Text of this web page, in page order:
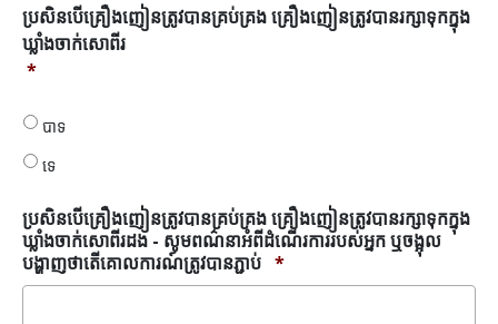
ប្រសិនបើ
គ្រឿងញៀន
ត្រូវ
គ្រង
គ្រឿងញៀន
ត្រូវ
រក្សា
ទុក
ក្នុង
ឃ្លាំង
ប្រសិនបើគ្រឿងញៀនត្រូវបានគ្រប់គ្រង គ្រឿងញៀនត្រូវបានរក្សាទុកក្នុង
ឃ្លាំងចាក់សោពីរ
*
បាទ
ទេ
ប្រសិនបើគ្រឿងញៀនត្រូវបានគ្រប់គ្រង គ្រឿងញៀនត្រូវបានរក្សាទុកក្នុង
ឃ្លាំងចាក់សោពីរដង - សូមពណ៌នាអំពីដំណើរការរបស់អ្នក ឬចង្អុល
បង្ហាញថាតើគោលការណ៍ត្រូវបានភ្ជាប់ *